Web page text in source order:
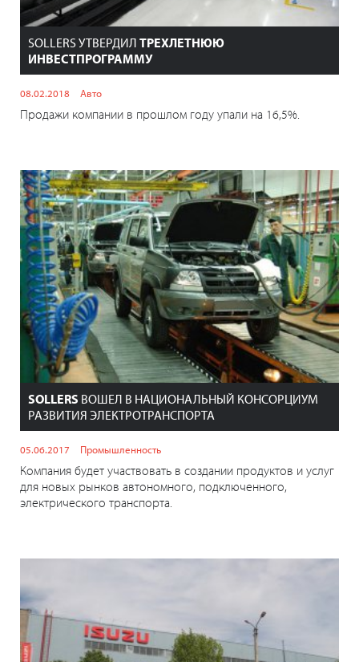
SOLLERS УТВЕРДИЛ ТРЕХЛЕТНЮЮ
ИНВЕСТПРОГРАММУ
08.02.2018 Авто
Продажи компании в прошлом году упали на 16,5%.
SOLLERS ВОШЕЛ В НАЦИОНАЛЬНЫЙ КОНСОРЦИУМ
РАЗВИТИЯ ЭЛЕКТРОТРАНСПОРТА
05.06.2017 Промышленность
Компания будет участвовать в создании продуктов и услуг
для новых рынков автономного, подключенного,
электрического транспорта.